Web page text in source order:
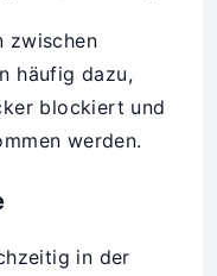
zwischen
häufig dazu,
blockiert und
werden.
in der